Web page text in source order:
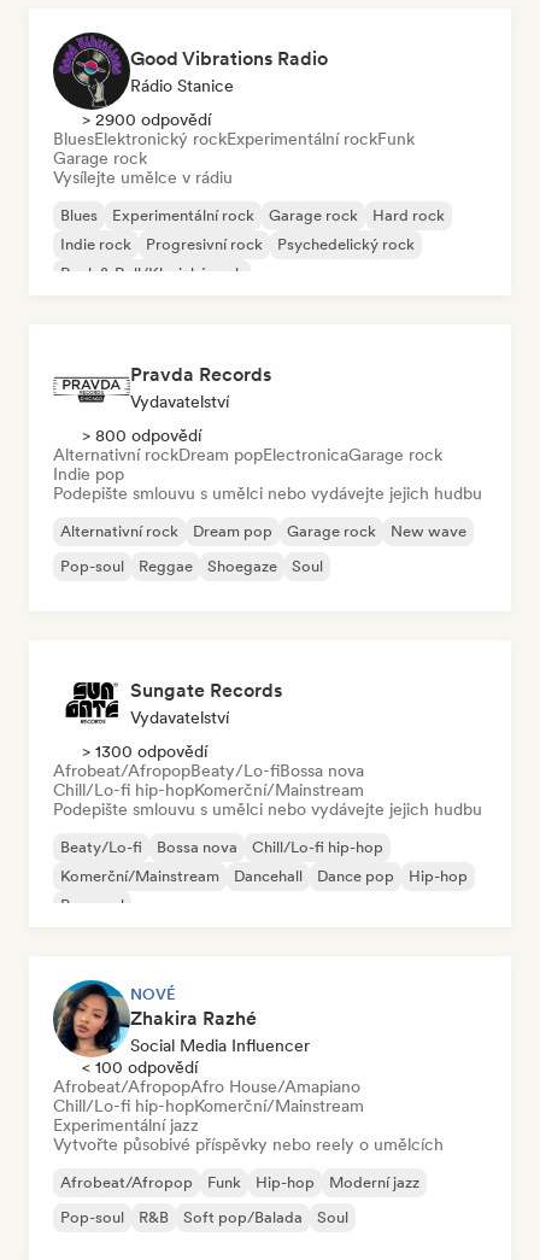
Good Vibrations Radio
Rádio Stanice
> 2900 odpovědí
BluesElektronický rockExperimentální rockFunk
Garage rock
Vysílejte umělce v rádiu
Blues Experimentální rock Garage rock
Hard rock
Indie rock
Progresivní rock
Psychedelický rock
Rock & Roll/Klasický rock
Pravda Records
Vydavatelství
> 800 odpovědí
Alternativní rockDream popElectronicaGarage rock
Indie pop
Podepište smlouvu s umělci nebo vydávejte jejich hudbu
Alternativní rock Dream pop Garage rock
New wave
Pop-soul
Reggae Shoegaze Soul
Sungate Records
Vydavatelství
> 1300 odpovědí
Afrobeat/AfropopBeaty/Lo-fiBossa nova
Chill/Lo-fi hip-hopKomerční/Mainstream
Podepište smlouvu s umělci nebo vydávejte jejich hudbu
Beaty/Lo-fi Bossa nova
Chill/Lo-fi hip-hop
Komerční/Mainstream
Dancehall Dance pop
Hip-hop
Pop-soul
NOVÉ
Zhakira Razhé
Social Media Influencer
< 100 odpovědí
Afrobeat/AfropopAfro House/Amapiano
Chill/Lo-fi hip-hopKomerční/Mainstream
Experimentální jazz
Vytvořte působivé příspěvky nebo reely o umělcích
Afrobeat/Afropop Funk Hip-hop
Moderní jazz
Pop-soul
R&B Soft pop/Balada Soul